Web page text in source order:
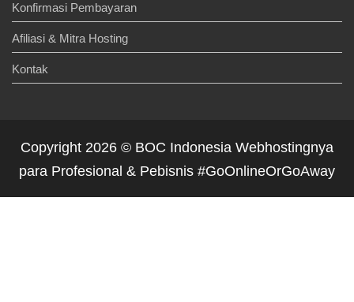
Konfirmasi Pembayaran
Afiliasi & Mitra Hosting
Kontak
Copyright 2026 © BOC Indonesia Webhostingnya
para Profesional & Pebisnis #GoOnlineOrGoAway